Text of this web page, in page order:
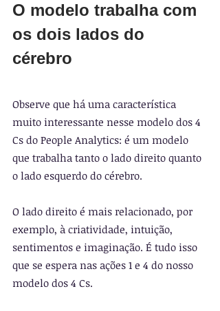
O modelo trabalha com
os dois lados do
cérebro
Observe que há uma característica
muito interessante nesse modelo dos 4
Cs do People Analytics: é um modelo
que trabalha tanto o lado direito quanto
o lado esquerdo do cérebro.
O lado direito é mais relacionado, por
exemplo, à criatividade, intuição,
sentimentos e imaginação. É tudo isso
que se espera nas ações 1 e 4 do nosso
modelo dos 4 Cs.